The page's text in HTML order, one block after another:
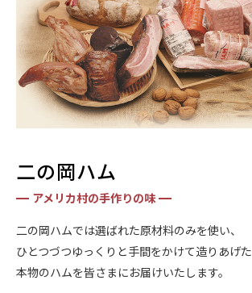
二の岡ハム
アメリカ村の手作りの味
二の岡ハムでは選ばれた原材料のみを使い、
ひとつづつゆっくりと手間をかけて造りあげた
本物のハムを皆さまにお届けいたします。